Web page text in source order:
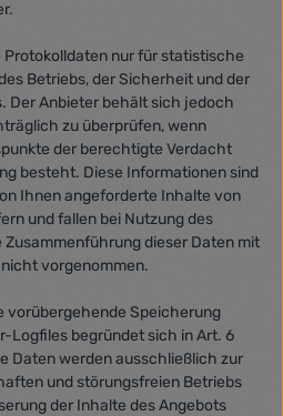
nur für statistische
Betriebs, der Sicherheit und der
Der Anbieter behält sich jedoch
zu überprüfen, wenn
der berechtigte Verdacht
besteht. Diese Informationen sind
Ihnen angeforderte Inhalte von
und fallen bei Nutzung des
Zusammenführung dieser Daten mit
vorgenommen.
vorübergehende Speicherung
Logfiles begründet sich in Art. 6
Daten werden ausschließlich zur
und störungsfreien Betriebs
der Inhalte des Angebots